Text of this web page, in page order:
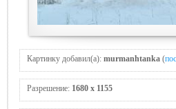
Картинку добавил(а): murmanhtanka (
Разрешение: 1680 x 1155